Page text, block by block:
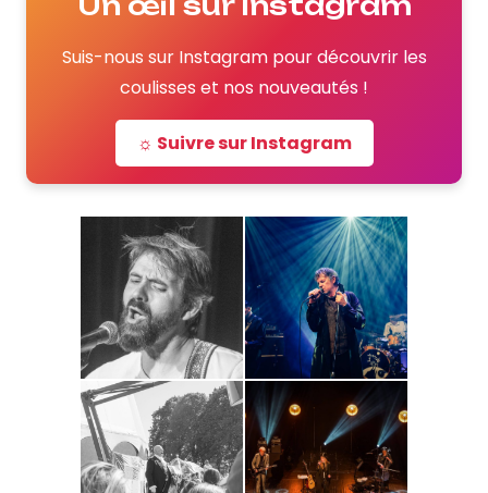
Suis-nous sur Instagram pour découvrir les
coulisses et nos nouveautés !
☼ Suivre sur Instagram